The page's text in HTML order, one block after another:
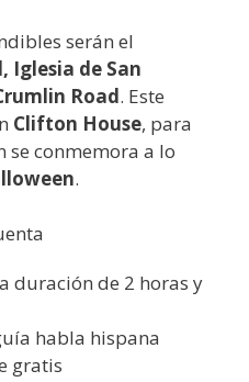
serán el
Iglesia de San
Road. Este
Clifton House, para
conmemora a lo
.
duración de 2 horas y
habla hispana
gratis